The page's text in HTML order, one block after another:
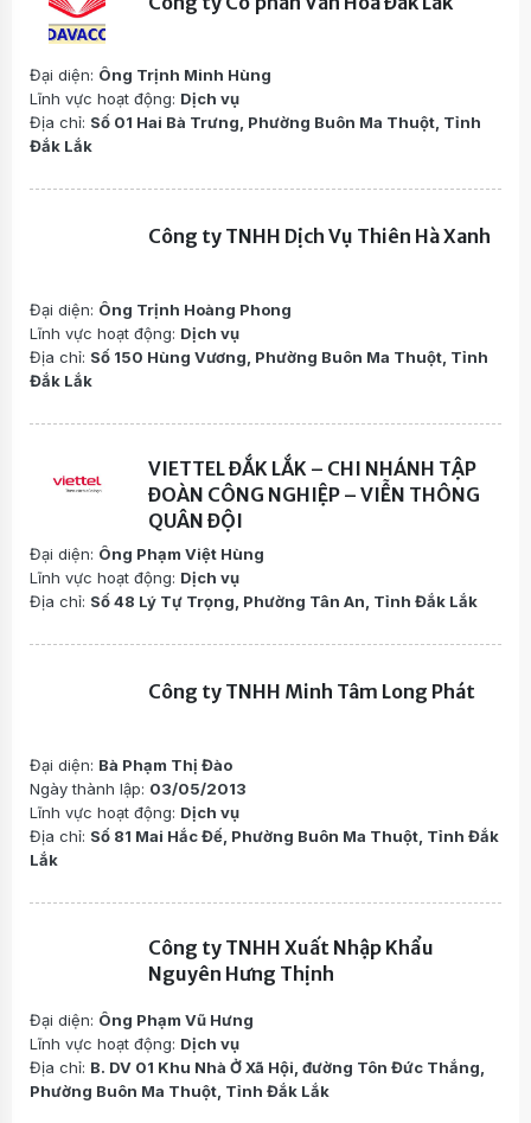
Đại diện: Ông Trịnh Minh Hùng
Lĩnh vực hoạt động: Dịch vụ
Địa chỉ: Số 01 Hai Bà Trưng, Phường Buôn Ma Thuột, Tỉnh
Đắk Lắk
Công ty TNHH Dịch Vụ Thiên Hà Xanh
Đại diện: Ông Trịnh Hoàng Phong
Lĩnh vực hoạt động: Dịch vụ
Địa chỉ: Số 150 Hùng Vương, Phường Buôn Ma Thuột, Tỉnh
Đắk Lắk
VIETTEL ĐẮK LẮK – CHI NHÁNH TẬP
ĐOÀN CÔNG NGHIỆP – VIỄN THÔNG
QUÂN ĐỘI
Đại diện: Ông Phạm Việt Hùng
Lĩnh vực hoạt động: Dịch vụ
Địa chỉ: Số 48 Lý Tự Trọng, Phường Tân An, Tỉnh Đắk Lắk
Công ty TNHH Minh Tâm Long Phát
Đại diện: Bà Phạm Thị Đào
Ngày thành lập: 03/05/2013
Lĩnh vực hoạt động: Dịch vụ
Địa chỉ: Số 81 Mai Hắc Đế, Phường Buôn Ma Thuột, Tỉnh Đắk
Lắk
Công ty TNHH Xuất Nhập Khẩu
Nguyên Hưng Thịnh
Đại diện: Ông Phạm Vũ Hưng
Lĩnh vực hoạt động: Dịch vụ
Địa chỉ: B. DV 01 Khu Nhà Ở Xã Hội, đường Tôn Đức Thắng,
Phường Buôn Ma Thuột, Tỉnh Đắk Lắk